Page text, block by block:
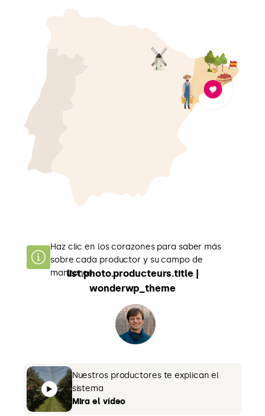
list.photo.producteurs.title |
wonderwp_theme
Haz clic en los corazones para saber más
sobre cada productor y su campo de
manzanos.
Nuestros productores te explican el
sistema
Mira el vídeo